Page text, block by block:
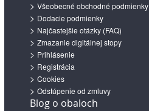
Všeobecné obchodné podmienky
Dodacie podmienky
Najčastejšie otázky (FAQ)
Zmazanie digitálnej stopy
Prihlásenie
Registrácia
Cookies
Odstúpenie od zmluvy
Blog o obaloch